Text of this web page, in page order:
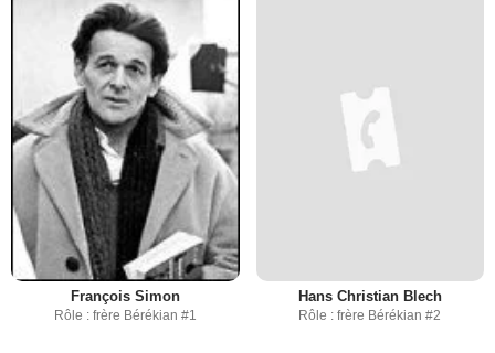
François Simon
Rôle : frère Bérékian #1
Hans Christian Blech
Rôle : frère Bérékian #2